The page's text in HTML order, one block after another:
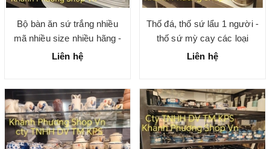
Bộ bàn ăn sứ trắng nhiều
mã nhiều size nhiều hãng -
gốm sứ chính hãng cao cấp
Liên hệ
Thố đá, thố sứ lẩu 1 người -
thố sứ mỳ cay các loại
Liên hệ